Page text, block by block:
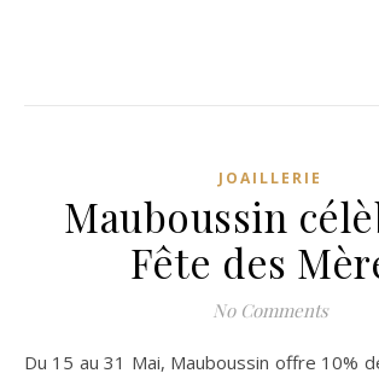
JOAILLERIE
Mauboussin
Fête des
No Comments
Du 15 au 31 Mai, Mauboussin offre 10% de remise sur ses